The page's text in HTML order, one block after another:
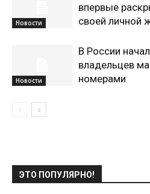
Новости
впервые
своей личной
Новости
В России
владельцев
номерами
ЭТО ПОПУЛЯРНО!